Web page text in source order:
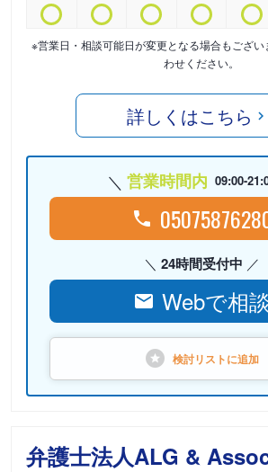
※営業日・相談可能日が変更となる場合もござ
わせください。
詳しくはこちら
営業時間内 09:00-
24時間受付中
Webで相
検討リストに追加
弁護士法人ALG &